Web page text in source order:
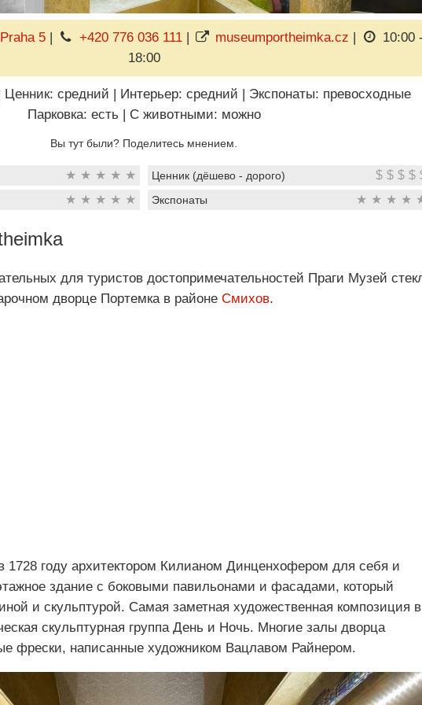
5| +420 776 036 111| museumportheimka.cz |
10:00 -
18:00
Ценник: средний | Интерьер: средний | Экспонаты: превосходные
Парковка: есть | C животными: можно
Вы тут были? Поделитесь мнением.
★ ★ ★ ★ ★ Ценник (дёшево - дорого) $ $ $ $
★ ★ ★ ★ ★ Экспонаты ★ ★ ★ ★
для туристов достопримечательностей Праги Музей
дворце Портемка в районе Смихов.
1728 году архитектором Килианом Динценхофером для себя и
здание с боковыми павильонами и фасадами, который
и скульптурой. Самая заметная художественная композиция в
скульптурная группа День и Ночь. Многие залы дворца
фрески, написанные художником Вацлавом Райнером.